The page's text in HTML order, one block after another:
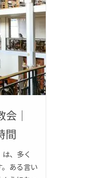
｜
間
、多く
ある言い